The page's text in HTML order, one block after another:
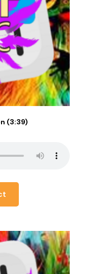
(3:39)